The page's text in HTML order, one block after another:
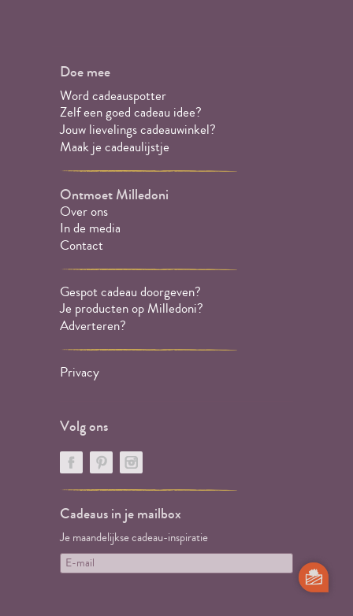
Doe mee
Word cadeauspotter
Zelf een goed cadeau idee?
Jouw lievelings cadeauwinkel?
Maak je cadeaulijstje
Ontmoet Milledoni
Over ons
In de media
Contact
Gespot cadeau doorgeven?
Je producten op Milledoni?
Adverteren?
Privacy
Volg ons
Cadeaus in je mailbox
Je maandelijkse cadeau-inspiratie